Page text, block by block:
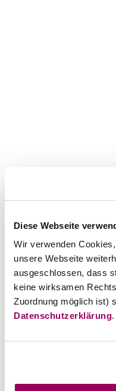
Diese Webseite
Wir verwenden
unsere Webseite
ausgeschlossen, dass
keine wirksamen
Zuordnung möglich ist)
Datenschutzerklärung.